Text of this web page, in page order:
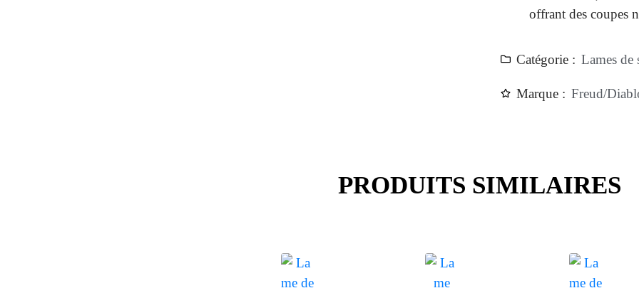
offrant des coupes
Catégorie : Lames de
Marque : Freud/
PRODUITS SIMILAIRES